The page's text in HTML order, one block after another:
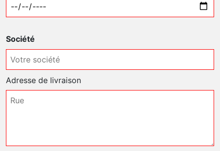
Société
Adresse de livraison